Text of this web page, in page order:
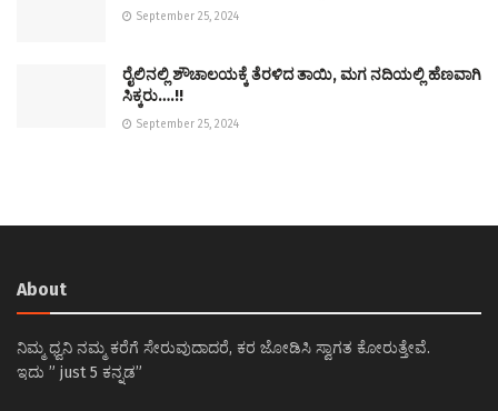
September 25, 2024
ರೈಲಿನಲ್ಲಿ ಶೌಚಾಲಯಕ್ಕೆ ತೆರಳಿದ ತಾಯಿ, ಮಗ ನದಿಯಲ್ಲಿ ಹೆಣವಾಗಿ
ಸಿಕ್ಕರು….!!
September 25, 2024
About
ನಿಮ್ಮ ಧ್ವನಿ ನಮ್ಮ ಕರೆಗೆ ಸೇರುವುದಾದರೆ, ಕರ ಜೋಡಿಸಿ ಸ್ವಾಗತ ಕೋರುತ್ತೇವೆ.
ಇದು ” just 5 ಕನ್ನಡ”